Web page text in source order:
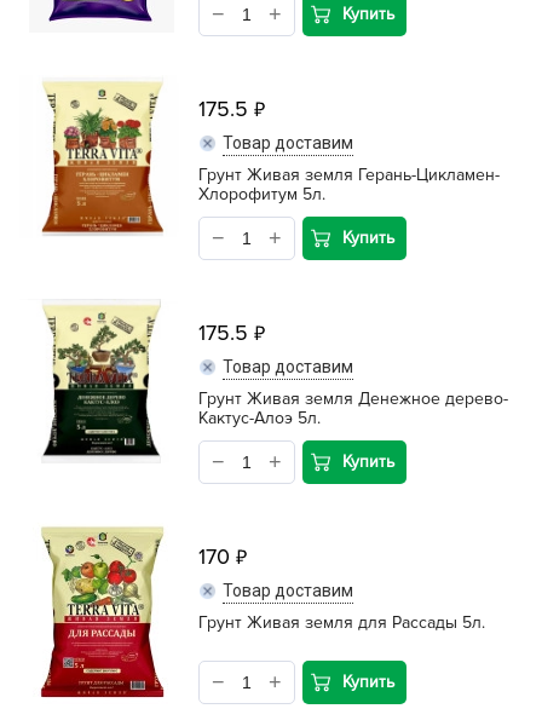
Купить
175.5
Товар доставим
Грунт Живая земля Герань-Цикламен-
Хлорофитум 5л.
Купить
175.5
Товар доставим
Грунт Живая земля Денежное дерево-
Кактус-Алоэ 5л.
Купить
170
Товар доставим
Грунт Живая земля для Рассады 5л.
Купить